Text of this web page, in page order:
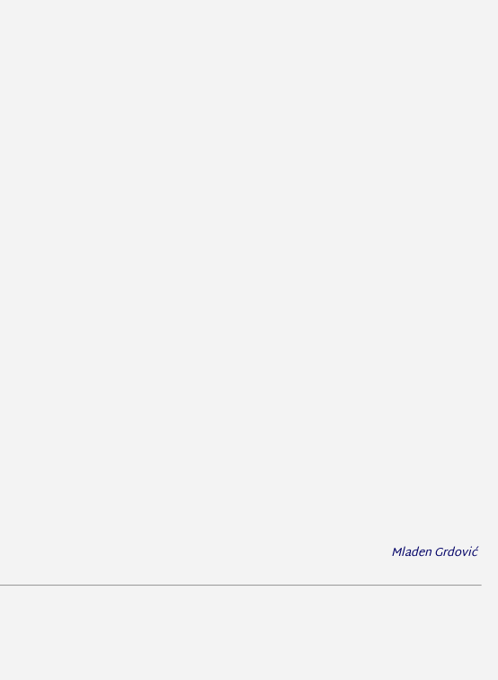
Mladen Grdović